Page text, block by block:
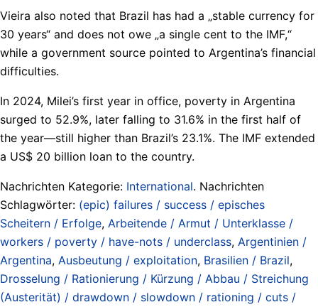
Vieira also noted that Brazil has had a „stable currency for
30 years“ and does not owe „a single cent to the IMF,“
while a government source pointed to Argentina’s financial
difficulties.
In 2024, Milei’s first year in office, poverty in Argentina
surged to 52.9%, later falling to 31.6% in the first half of
the year—still higher than Brazil’s 23.1%. The IMF extended
a US$ 20 billion loan to the country.
Nachrichten Kategorie: International. Nachrichten
Schlagwörter: (epic) failures / success / episches
Scheitern / Erfolge, Arbeitende / Armut / Unterklasse /
workers / poverty / have-nots / underclass, Argentinien /
Argentina, Ausbeutung / exploitation, Brasilien / Brazil,
Drosselung / Rationierung / Kürzung / Abbau / Streichung
(Austerität) / drawdown / slowdown / rationing / cuts /